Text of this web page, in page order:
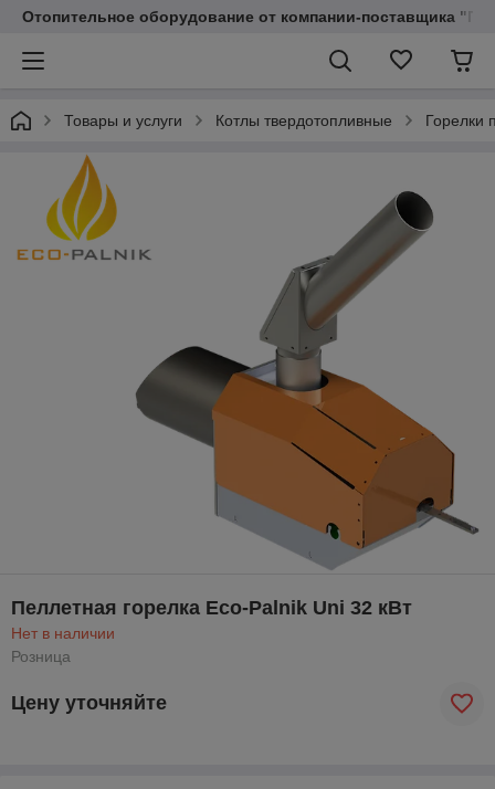
Отопительное оборудование от компании-поставщика
Товары и услуги Котлы твердотопливные Горелки
Пеллетная горелка Eco-Palnik Uni 32 кВт
Нет в наличии
Розница
Цену уточняйте